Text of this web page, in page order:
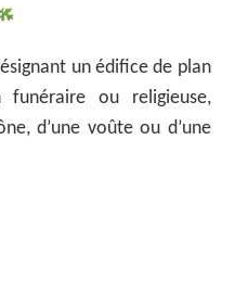
un édifice de plan
funéraire ou religieuse,
d’une voûte ou d’une